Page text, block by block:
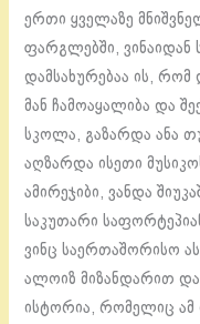
ერთი ყველაზე
ფარგლებში,
დამსახურებაა ის, რომ
მან ჩამოაყალიბა და
სკოლა, გაზარდა ანა
აღზარდა ისეთი
ამირეჯიბი, ვანდა
საკუთარი
ვინც საერთაშორისო
ალოიზ მიზანდარით
ისტორია, რომელიც ამ